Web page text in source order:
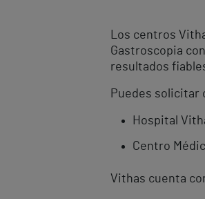
Los centros
Gastroscopia
resultados
Puedes solicitar
Hospital
Centro
Vithas cuenta